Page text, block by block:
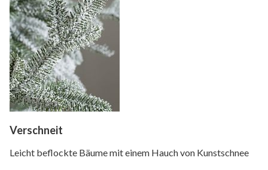
Verschneit
Leicht beflockte Bäume mit einem Hauch von Kunstschnee